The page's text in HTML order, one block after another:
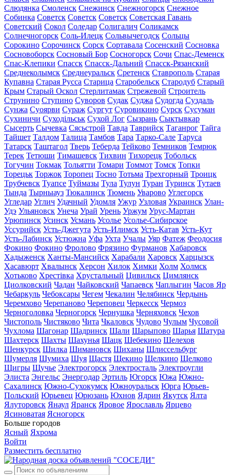
Слюдянка Смоленск Снежинск Снежногорск Снежное
Собинка Советск Советск Советск Советская Гавань
Советский Сокол Соледар Солигалич Соликамск
Солнечногорск Соль-Илецк Сольвычегодск Сольцы
Сорокино Сорочинск Сорск Сортавала Сосенский Сосновка
Сосновоборск Сосновый Бор Сосногорск Сочи Спас-Деменск
Спас-Клепики Спасск Спасск-Дальний Спасск-Рязанский
Среднеколымск Среднеуральск Сретенск Ставрополь Старая
Купавна Старая Русса Старица Старобельск Стародуб Старый
Крым Старый Оскол Стерлитамак Стрежевой Строитель
Струнино Ступино Суворов Судак Суджа Судогда Суздаль
Сунжа Суоярви Сураж Сургут Суровикино Сурск Сусуман
Сухиничи Суходільськ Сухой Лог Сызрань Сыктывкар
Сысерть Сычевка Сясьстрой Тавда Таврийск Таганрог Тайга
Тайшет Талдом Талица Тамбов Тара Тарко-Сале Таруса
Татарск Таштагол Тверь Теберда Тейково Темников Темрюк
Терек Тетюши Тимашевск Тихвин Тихорецк Тобольск
Тогучин Токмак Тольятти Томари Томмот Томск Топки
Торецьк Торжок Торопец Тосно Тотьма Трехгорный Троицк
Трубчевск Туапсе Туймазы Тула Тулун Туран Туринск Тутаев
Тында Тырныауз Тюкалинск Тюмень Уварово Углегорск
Угледар Углич Удачный Удомля Ужур Узловая Украинск Улан-
Удэ Ульяновск Унеча Урай Урень Уржум Урус-Мартан
Урюпинск Усинск Усмань Усолье Усолье-Сибирское
Уссурийск Усть-Джегута Усть-Илимск Усть-Катав Усть-Кут
Усть-Лабинск Устюжна Уфа Ухта Учалы Уяр Фатеж Феодосия
Фокино Фокино Фролово Фрязино Фурманов Хабаровск
Хадыженск Ханты-Мансийск Харабали Харовск Харцызск
Хасавюрт Хвалынск Херсон Хилок Химки Холм Холмск
Хотьково Хрестівка Хрустальный Цивильск Цимлянск
Циолковский Чадан Чайковский Чапаевск Чаплыгин Часов Яр
Чебаркуль Чебоксары Чегем Чекалин Челябинск Чердынь
Черемхово Черепаново Череповец Черкесск Чермоз
Черноголовка Черногорск Чернушка Черняховск Чехов
Чистополь Чистяково Чита Чкаловск Чудово Чулым Чусовой
Чухлома Шагонар Шадринск Шали Шарыпово Шарья Шатура
Шахтерск Шахты Шахунья Шацк Шебекино Шелехов
Шенкурск Шилка Шимановск Шиханы Шлиссельбург
Шумерля Шумиха Шуя Щастя Щекино Щелкино Щелково
Щигры Щучье Электрогорск Электросталь Электроугли
Элиста Энгельс Энергодар Эртиль Югорск Южа Южно-
Сахалинск Южно-Сухокумск Южноуральск Юрга Юрьев-
Польский Юрьевец Юрюзань Юхнов Ядрин Якутск Ялта
Ялуторовск Янаул Яранск Яровое Ярославль Ярцево
Ясиноватая Ясногорск
Больше городов
Ясный Яхрома
Войти
Разместить бесплатно